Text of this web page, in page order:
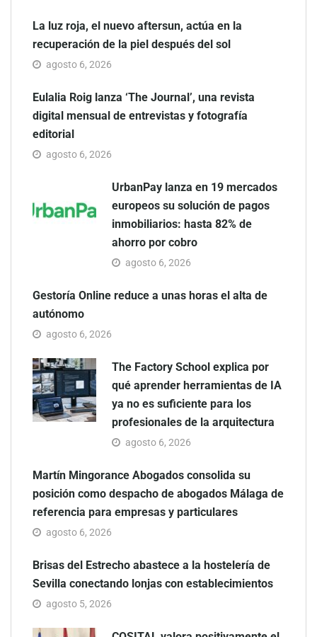
La luz roja, el nuevo aftersun, actúa en la
recuperación de la piel después del sol
agosto 6, 2026
Eulalia Roig lanza ‘The Journal’, una revista
digital mensual de entrevistas y fotografía
editorial
agosto 6, 2026
UrbanPay lanza en 19 mercados
europeos su solución de pagos
inmobiliarios: hasta 82% de
ahorro por cobro
agosto 6, 2026
Gestoría Online reduce a unas horas el alta de
autónomo
agosto 6, 2026
The Factory School explica por
qué aprender herramientas de IA
ya no es suficiente para los
profesionales de la arquitectura
agosto 6, 2026
Martín Mingorance Abogados consolida su
posición como despacho de abogados Málaga de
referencia para empresas y particulares
agosto 6, 2026
Brisas del Estrecho abastece a la hostelería de
Sevilla conectando lonjas con establecimientos
agosto 5, 2026